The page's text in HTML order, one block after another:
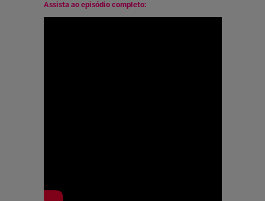
Assista ao episódio completo: